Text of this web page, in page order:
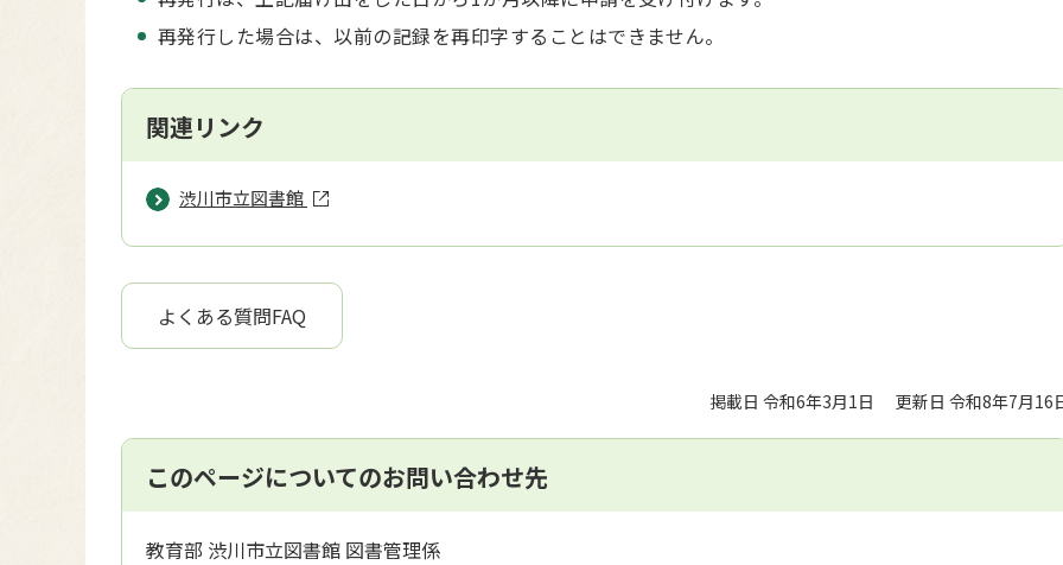
再発行した場合は、以前の記録を再印字することはできません。
関連リンク
渋川市立図書館
よくある質問FAQ
掲載日 令和6年3月1日 更新日 令和8年7月16
このページについてのお問い合わせ先
教育部 渋川市立図書館 図書管理係